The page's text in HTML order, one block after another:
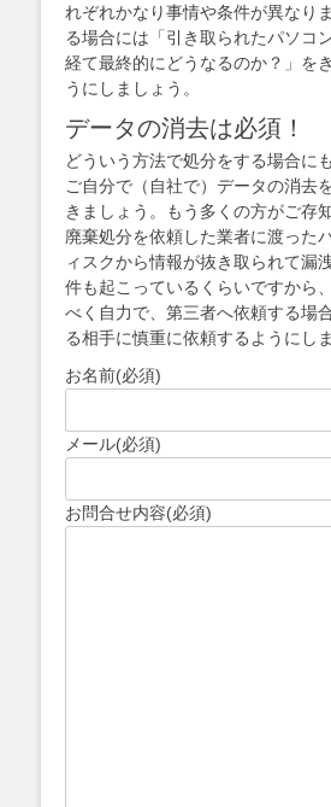
れぞれかなり事情や条件が異なり
る場合には「引き取られたパソコ
経て最終的にどうなるのか？」を
うにしましょう。
データの消去は必須！
どういう方法で処分をする場合に
ご自分で（自社で）データの消去
きましょう。もう多くの方がご存
廃棄処分を依頼した業者に渡った
ィスクから情報が抜き取られて漏
件も起こっているくらいですから
べく自力で、第三者へ依頼する場
る相手に慎重に依頼するようにし
お名前(必須)
メール(必須)
お問合せ内容(必須)